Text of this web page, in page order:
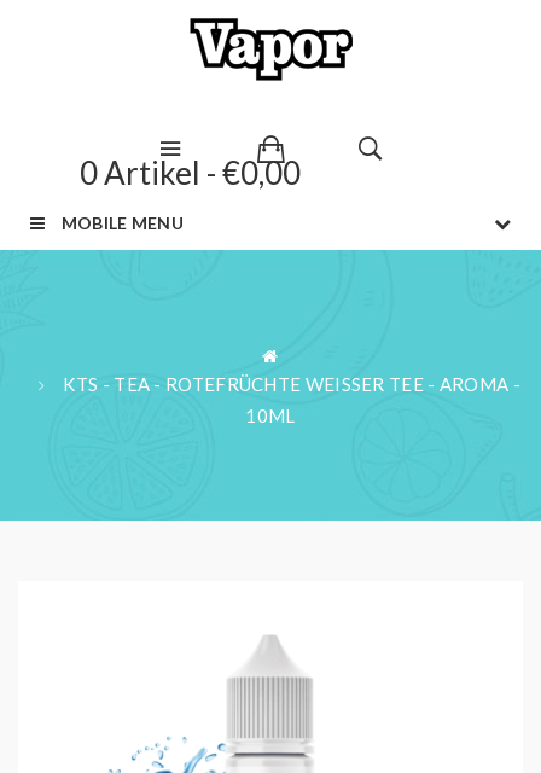
0 Artikel - €0,00
MOBILE MENU
KTS - TEA - ROTEFRÜCHTE WEISSER TEE - AROMA - 1
0ML